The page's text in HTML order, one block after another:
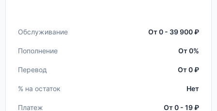
Обслуживание От 0 - 39 900 ₽
Пополнение От 0%
Перевод От 0 ₽
% на остаток Нет
Платеж От 0 - 19 ₽